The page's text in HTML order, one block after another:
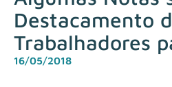
Destacamento
Trabalhadores
16/05/2018